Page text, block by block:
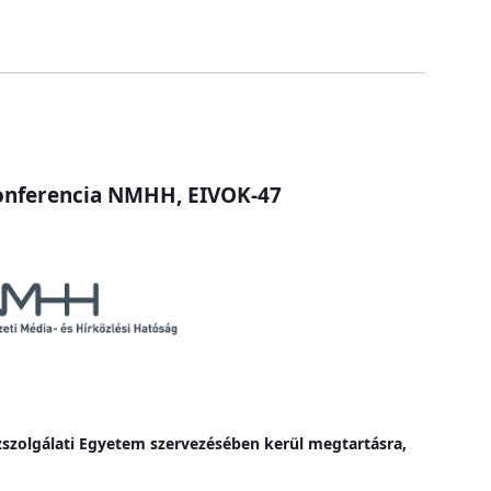
NMHH, EIVOK-47
Egyetem szervezésében kerül megtartásra,